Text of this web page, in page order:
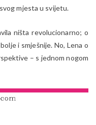
mjesta u svijetu.
ništa revolucionarno; o
i smješnije. No, Lena o
– s jednom nogom